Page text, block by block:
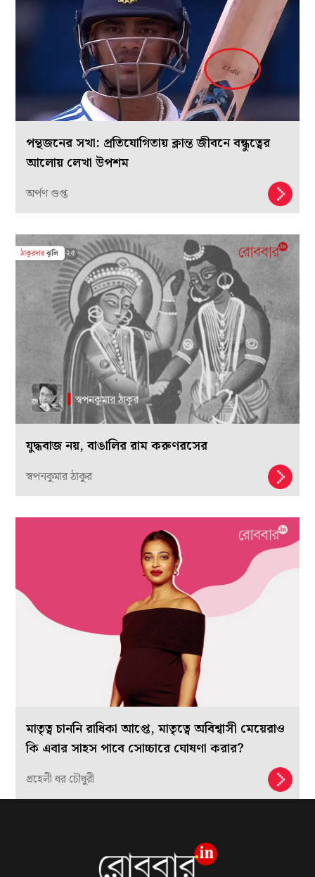
পন্থজনের সখা: প্রতিযোগিতায় ক্লান্ত জীবনে বন্ধুত্বের
আলোয় লেখা উপশম
অর্পণ গুপ্ত
যুদ্ধবাজ নয়, বাঙালির রাম করুণরসের
স্বপনকুমার ঠাকুর
মাতৃত্ব চাননি রাধিকা আপ্তে, মাতৃত্বে অবিশ্বাসী মেয়েরাও
কি এবার সাহস পাবে সোচ্চারে ঘোষণা করার?
প্রহেলী ধর চৌধুরী